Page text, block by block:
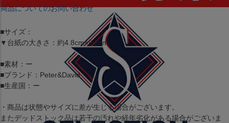
商品についてのお問い合わせ
■サイズ：
▼台紙の大きさ：約4.8cm×9.2cm
■素材：ー
■ブランド：Peter&David
■生産国：ー
・商品は状態やサイズに差が生じる場合がございます。
またデッドストック品は若干の汚れや経年劣化がある場合がございま